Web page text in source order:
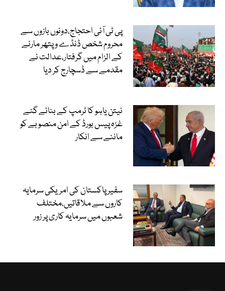
پی ٹی آئی احتجاج،دونوں بازوں سے
محروم شخص ڈنڈے و پتھر مارنے
کے الزام میں گرفتار،عدالت نے
مقدمے سے ڈسچارج کر دیا
نیتن یاہو کا ٹرمپ کے بنائے گئے
غزہ پیس بورڈ کے امن منصوبے کو
ماننے سے انکار
سفیر پاکستان کی امریکی سرمایہ
کاروں سے ملاقاتیں،مختلف
شعبوں میں سرمایہ کاری پر زور